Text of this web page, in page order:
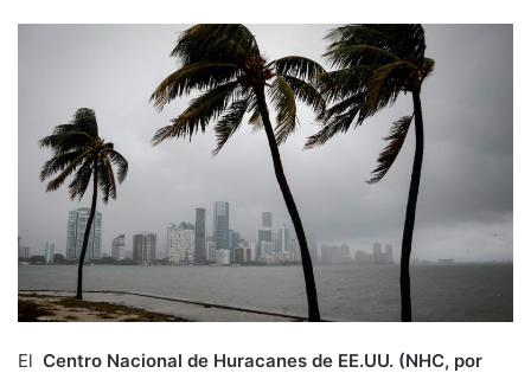
El Centro Nacional de Huracanes de EE.UU. (NHC, por